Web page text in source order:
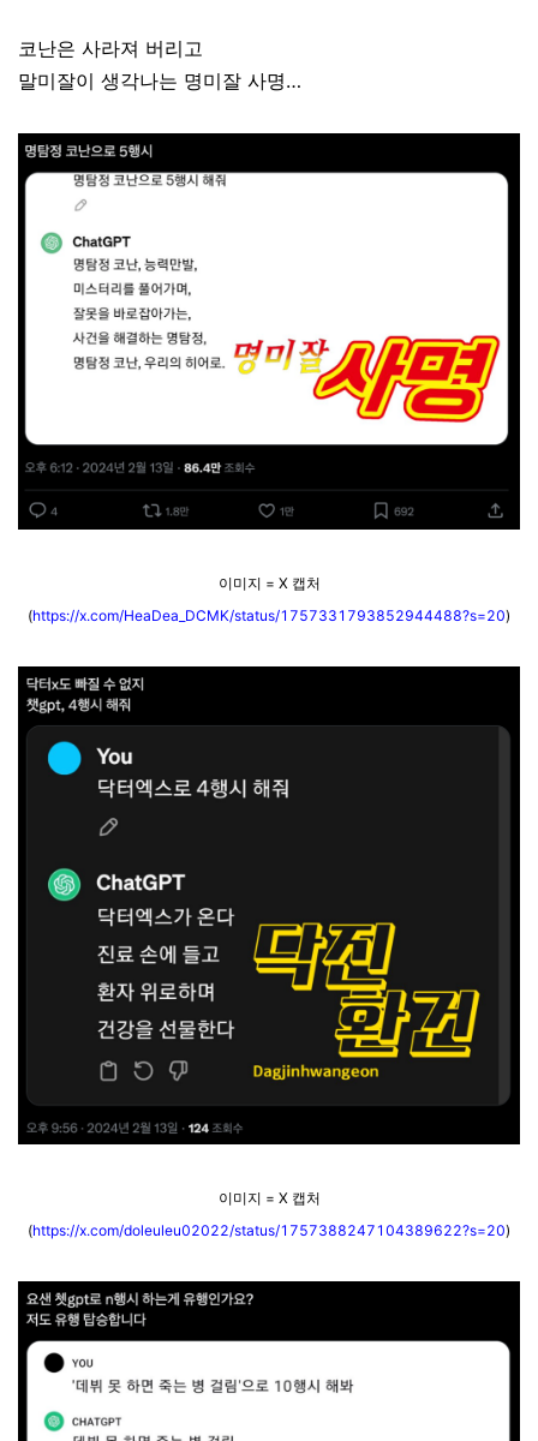
코난은 사라져 버리고
말미잘이 생각나는 명미잘 사명…
이미지 = X 캡처
(https://x.com/HeaDea_DCMK/status/1757331793852944488?s=20)
이미지 = X 캡처
(https://x.com/doleuleu02022/status/1757388247104389622?s=20)